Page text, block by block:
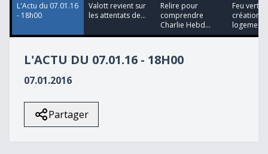
L'Actu du 07.01.16
- 18h00
Valott revient sur
les attentats de...
Relire pour
comprendre
Charlie Hebd...
Feu vert à
création
logeme...
L'ACTU DU 07.01.16 - 18H00
07.01.2016
Partager